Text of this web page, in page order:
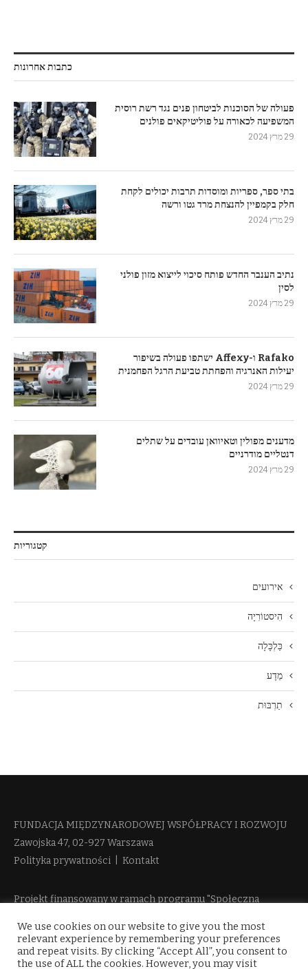
כתבות אחרונות
פעולה של הסוכנות לביטחון פנים נגד רשת רוסית
המשפיעה לכאורה על פוליטיקאים פולנים
29 מרץ 2024
בתי ספר, ספריות ומוסדות תרבות יכולים לקחת
חלק בקמפיין להנצחת מרד גטו ורשה
29 מרץ 2024
נתיב הענבר החדש פותח סיכוי לייצוא מזון פולני
לסין
29 מרץ 2024
Rafako ו-Affexy ישתפו פעולה בשיפור
יעילות האנרגיה והפחתת טביעת הרגל הפחמנית
29 מרץ 2024
מדענים מפולין וטאיוואן עובדים על שתלים
דנטליים מודרניים
29 מרץ 2024
קטגוריות
אירועים
הִיסטוֹרִיָה
כַּלְכָּלָה
מַדָע
תַרְבּוּת
FUNDACJA MIĘDZYNARODOWEJ WSPÓŁPRACY I ROZWOJU​
Zawojska 47, 02-927 Warszawa
Polityka prywatności
Kontakt
Projekt finansowany w ramach programu "Społeczna
więcej informacji
We use cookies on our website to give you the most
relevant experience by remembering your preferences
and repeat visits. By clicking “Accept All”, you consent to
the use of ALL the cookies. However, you may visit